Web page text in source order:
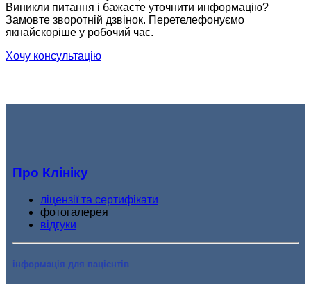
Виникли питання і бажаєте уточнити информацію?
Замовте зворотній дзвінок. Перетелефонуємо
якнайскоріше у робочий час.
Хочу консультацію
Про Клініку
ліцензії та сертифікати
фотогалерея
відгуки
інформація для пацієнтів